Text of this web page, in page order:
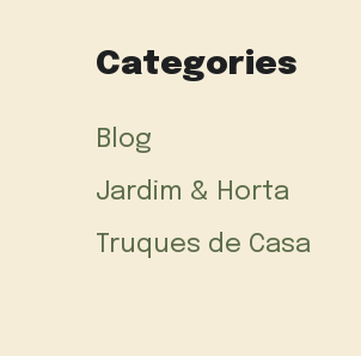
Categories
Blog
Jardim & Horta
Truques de Casa